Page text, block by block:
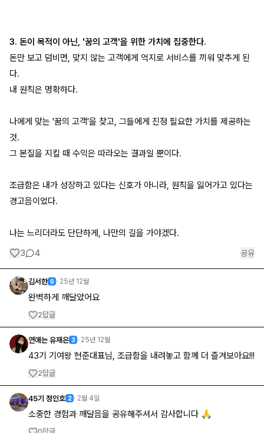
3. 돈이 목적이 아닌, '꿈의 고객'을 위한 가치에 집중한다.
돈만 보고 덤비면, 맞지 않는 고객에게 억지로 서비스를 끼워 맞추게 된
다.
내 원칙은 명확하다.
나에게 맞는 '꿈의 고객'을 찾고, 그들에게 진정 필요한 가치를 제공하는
것.
그 본질을 지킬 때 수익은 따라오는 결과일 뿐이다.
조급함은 내가 성장하고 있다는 신호가 아니라, 원칙을 잃어가고 있다는
경고음이었다.
나는 느리더라도 단단하게, 나만의 길을 가야겠다.
3 4 공유
김서한 6 · 25년 12월
완벽하게 깨달았어요
2답글
연애는 유재은 3 · 25년 12월
43기 기여왕 현준대표님, 조급함을 내려놓고 함께 더 즐겨보아요!!!
2답글
45기 정인호 2 · 2월 4일
소중한 경험과 깨달음을 공유해주셔서 감사합니다 🙏